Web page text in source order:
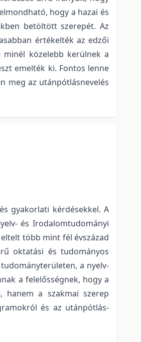
hogy a hazai és
betöltött szerepét. Az
értékelték az edzői
közelebb kerülnek a
emelték ki. Fontos lenne
meg az utánpótlásnevelés
gyakorlati kérdésekkel. A
és Irodalomtudományi
több mint fél évszázad
oktatási és tudományos
a nyelv-
a felelősségnek, hogy a
hanem a szakmai szerep
és az utánpótlás-